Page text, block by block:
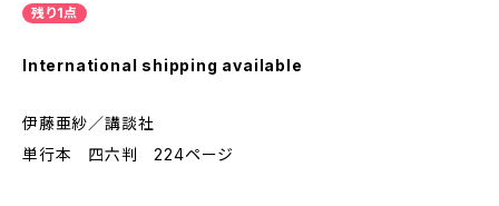
残り1点
International shipping available
伊藤亜紗／講談社
単行本 四六判 224ページ